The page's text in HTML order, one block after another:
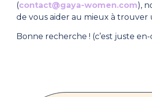
(contact@gaya-women.com),
de vous aider au mieux à trouver
Bonne recherche ! (c’est juste en-